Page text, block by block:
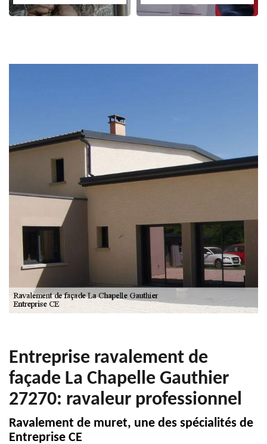
Entreprise ravalement de
façade La Chapelle Gauthier
27270: ravaleur professionnel
Ravalement de muret, une des spécialités de
Entreprise CE